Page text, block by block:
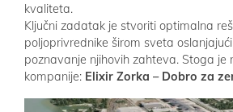
kvaliteta.
Ključni zadatak je stvoriti optimalna
poljoprivrednike širom sveta
poznavanje njihovih zahteva. Stoga je
kompanije: Elixir Zorka – Dobro za